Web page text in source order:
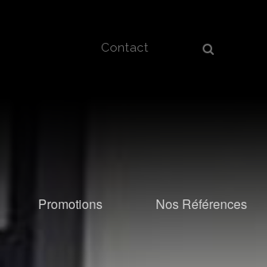
Contact
Promotions Nos Références